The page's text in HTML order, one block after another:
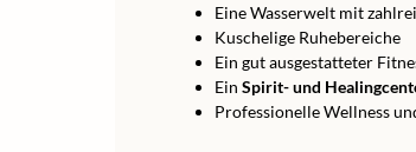
Eine Wasserwelt mit
Kuschelige Ruhebereiche
Ein gut ausgestatteter
Ein Spirit- und
Professionelle Wellness